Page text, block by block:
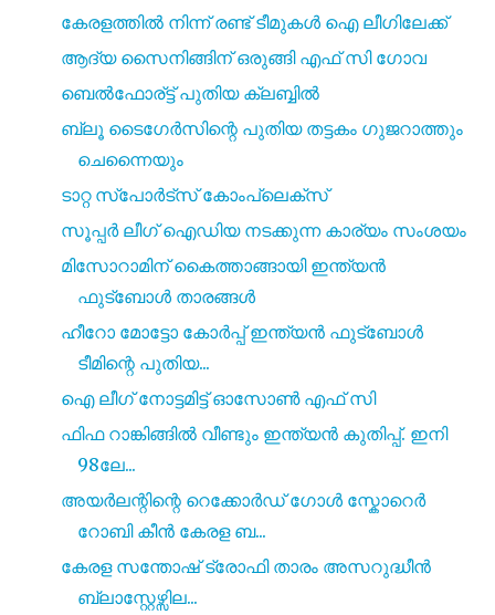
കേരളത്തിൽ നിന്ന് രണ്ട് ടീമുകൾ ഐ ലീഗിലേക്ക്
ആദ്യ സൈനിങ്ങിന് ഒരുങ്ങി എഫ് സി ഗോവ
ബെൽഫോര്ട്ട് പുതിയ ക്ലബ്ബിൽ
ബ്ലൂ ടൈഗേർസിന്റെ പുതിയ തട്ടകം ഗുജറാത്തും
ചെന്നൈയും
ടാറ്റ സ്പോർട്സ് കോംപ്ലെക്സ്
സൂപ്പർ ലീഗ് ഐഡിയ നടക്കുന്ന കാര്യം സംശയം
മിസോറാമിന് കൈത്താങ്ങായി ഇന്ത്യൻ
ഫുട്‍ബോൾ താരങ്ങൾ
ഹീറോ മോട്ടോ കോർപ്പ് ഇന്ത്യൻ ഫുട്ബോൾ
ടീമിന്റെ പുതിയ...
ഐ ലീഗ് നോട്ടമിട്ട് ഓസോൺ എഫ് സി
ഫിഫ റാങ്കിങ്ങിൽ വീണ്ടും ഇന്ത്യൻ കുതിപ്പ്. ഇനി
98ലേ...
അയർലന്റിന്റെ റെക്കോർഡ് ഗോൾ സ്കോറെർ
റോബി കീൻ കേരള ബ...
കേരള സന്തോഷ് ട്രോഫി താരം അസറുദ്ധീൻ
ബ്ലാസ്റ്റേഴ്സില...